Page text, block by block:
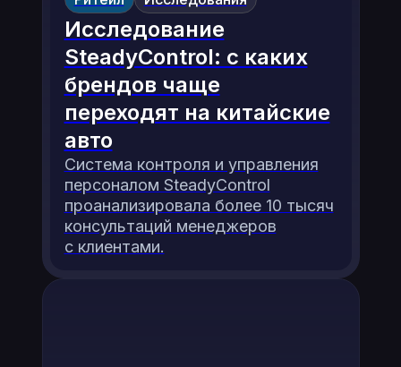
Исследование
SteadyControl: с каких
брендов чаще
переходят на китайские
авто
Система контроля и управления
персоналом SteadyControl
проанализировала более 10 тысяч
консультаций менеджеров
с клиентами.